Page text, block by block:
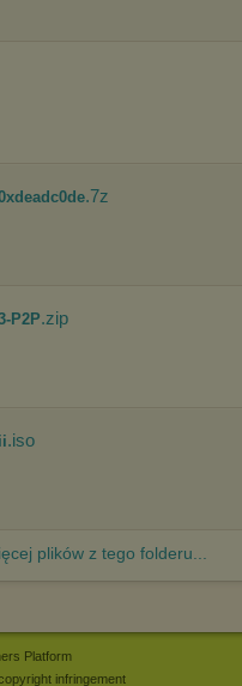
.7z
P2P.zip
.iso
plików z tego folderu...
Platform
infringement